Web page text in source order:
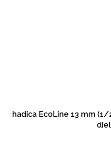
hadica EcoLine 13 mm